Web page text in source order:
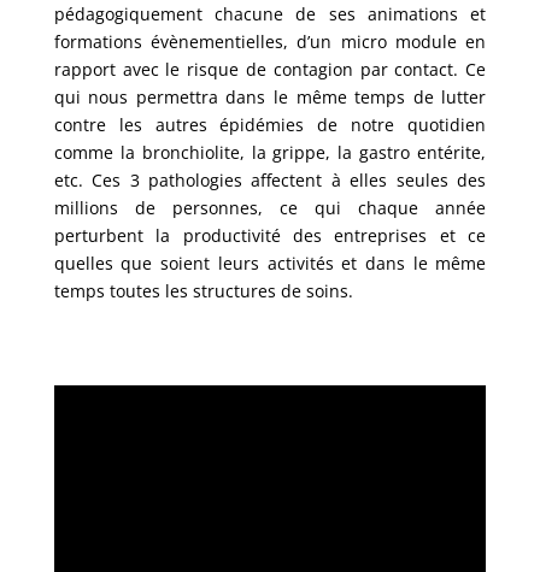
pédagogiquement chacune de ses animations et
formationsévènementielles, d’un micro module en
rapport avec le risque de contagion par contact. Ce
qui nous permettra dans le même temps de lutter
contre les autres épidémies de notre quotidien
comme la bronchiolite, la grippe, la gastroentérite,
etc. Ces 3 pathologies affectent à elles seules des
millions de personnes, ce qui chaque année
perturbent la productivité des entreprises et ce
quellesque soient leurs activités et dans le même
temps toutes les structures de soins.